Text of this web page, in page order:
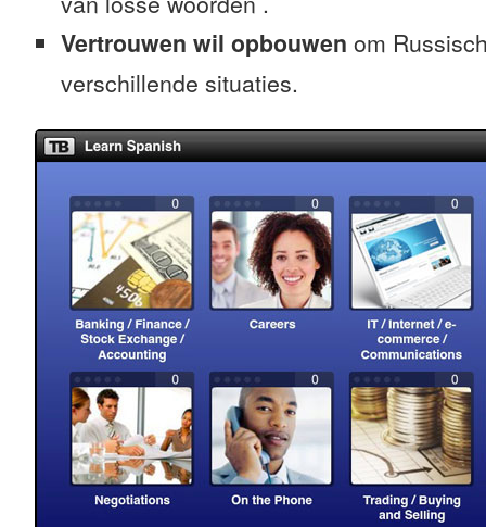
Vertrouwen wil opbouwen om
verschillende situaties.